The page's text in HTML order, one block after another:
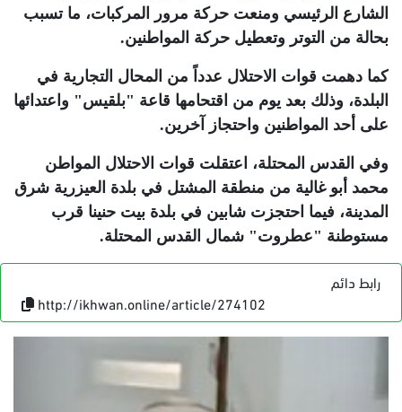
الشارع الرئيسي ومنعت حركة مرور المركبات، ما تسبب
بحالة من التوتر وتعطيل حركة المواطنين.
كما دهمت قوات الاحتلال عدداً من المحال التجارية في
البلدة، وذلك بعد يوم من اقتحامها قاعة "بلقيس" واعتدائها
على أحد المواطنين واحتجاز آخرين.
وفي القدس المحتلة، اعتقلت قوات الاحتلال المواطن
محمد أبو غالية من منطقة المشتل في بلدة العيزرية شرق
المدينة، فيما احتجزت شابين في بلدة بيت حنينا قرب
مستوطنة "عطروت" شمال القدس المحتلة.
رابط دائم
http://ikhwan.online/article/274102